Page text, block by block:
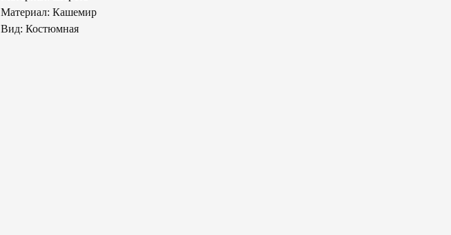
Материал: Кашемир
Вид: Костюмная